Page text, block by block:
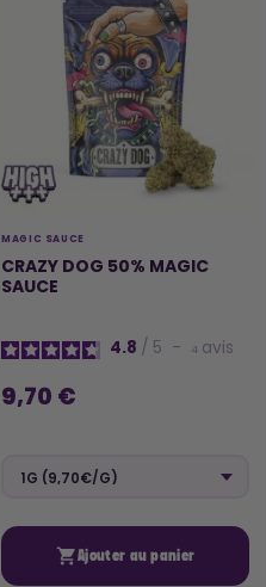
MAGIC SAUCE
CRAZY DOG 50% MAGIC
SAUCE
4.8 / 5 - 4 avis
9,70 €
Ajouter au panier